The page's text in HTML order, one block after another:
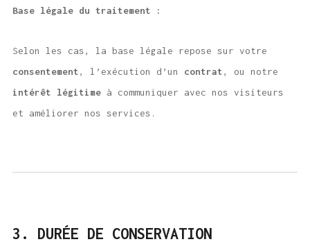
Base légale du traitement :
Selon les cas, la base légale repose sur votre
consentement, l’exécution d’un contrat, ou notre
intérêt légitimeà communiquer avec nos visiteurs
et améliorer nos services.
3. DURÉE DE CONSERVATION